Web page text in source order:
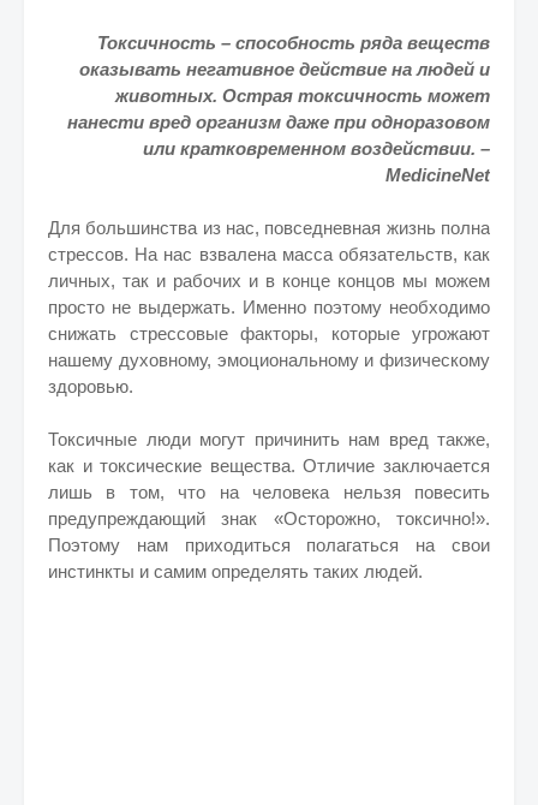
Токсичность – способность ряда веществ
оказывать негативное действие на людей и
животных. Острая токсичность может
нанести вред организм даже при одноразовом
или кратковременном воздействии. –
MedicineNet
Для большинства из нас, повседневная жизнь полна
стрессов. На нас взвалена масса обязательств, как
личных, так и рабочих и в конце концов мы можем
просто не выдержать. Именно поэтому необходимо
снижать стрессовые факторы, которые угрожают
нашему духовному, эмоциональному и физическому
здоровью.
Токсичные люди могут причинить нам вред также,
как и токсические вещества. Отличие заключается
лишь в том, что на человека нельзя повесить
предупреждающий знак «Осторожно, токсично!».
Поэтому нам приходиться полагаться на свои
инстинкты и самим определять таких людей.